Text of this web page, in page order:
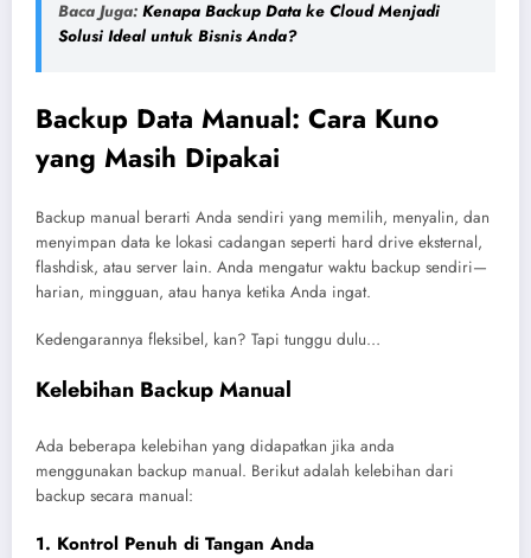
Baca Juga: Kenapa Backup Data ke Cloud Menjadi
Solusi Ideal untuk Bisnis Anda?
Backup Data Manual: Cara Kuno
yang Masih Dipakai
Backup manual berarti Anda sendiri yang memilih, menyalin, dan
menyimpan data ke lokasi cadangan seperti hard drive eksternal,
flashdisk, atau server lain. Anda mengatur waktu backup sendiri—
harian, mingguan, atau hanya ketika Anda ingat.
Kedengarannya fleksibel, kan? Tapi tunggu dulu…
Kelebihan Backup Manual
Ada beberapa kelebihan yang didapatkan jika anda
menggunakan backup manual. Berikut adalah kelebihan dari
backup secara manual:
1. Kontrol Penuh di Tangan Anda